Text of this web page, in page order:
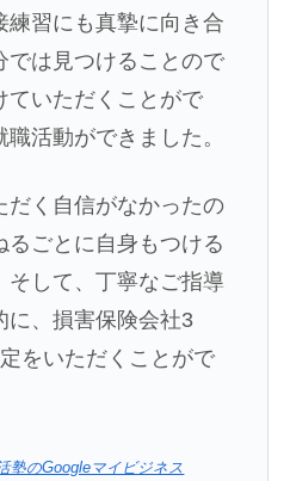
練習にも真摯に向き合
では見つけることので
ていただくことがで
活動ができました。
だく自信がなかったの
るごとに自身もつける
そして、丁寧なご指導
に、損害保険会社3
をいただくことがで
塾のGoogleマイビジネス